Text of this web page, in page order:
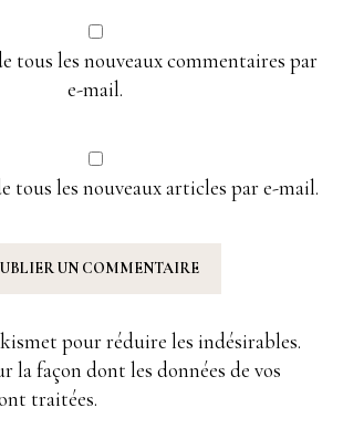
tous les nouveaux commentaires par
e-mail.
tous les nouveaux articles par e-mail.
pour réduire les indésirables.
la façon dont les données de vos
traitées.